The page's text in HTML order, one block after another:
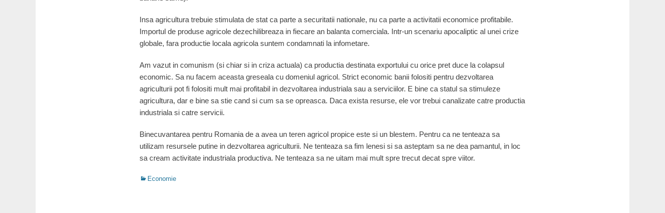
Insa agricultura trebuie stimulata de stat ca parte a securitatii nationale, nu ca parte a activitatii economice profitabile.
Importul de produse agricole dezechilibreaza in fiecare an balanta comerciala. Intr-un scenariu apocaliptic al unei crize
globale, fara productie locala agricola suntem condamnati la infometare.
Am vazut in comunism (si chiar si in criza actuala) ca productia destinata exportului cu orice pret duce la colapsul
economic. Sa nu facem aceasta greseala cu domeniul agricol. Strict economic banii folositi pentru dezvoltarea
agriculturii pot fi folositi mult mai profitabil in dezvoltarea industriala sau a serviciilor. E bine ca statul sa stimuleze
agricultura, dar e bine sa stie cand si cum sa se opreasca. Daca exista resurse, ele vor trebui canalizate catre productia
industriala si catre servicii.
Binecuvantarea pentru Romania de a avea un teren agricol propice este si un blestem. Pentru ca ne tenteaza sa
utilizam resursele putine in dezvoltarea agriculturii. Ne tenteaza sa fim lenesi si sa asteptam sa ne dea pamantul, in loc
sa cream activitate industriala productiva. Ne tenteaza sa ne uitam mai mult spre trecut decat spre viitor.
Categories
Economie